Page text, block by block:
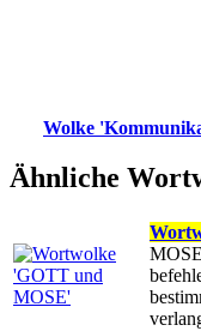
Wolke
Ähnliche